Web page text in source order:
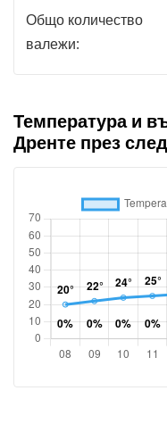
Общо количество
валежи:
Температура и
Дренте през